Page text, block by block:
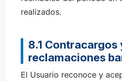
realizados.
8.1 Contracargos
reclamaciones
El Usuario reconoce y